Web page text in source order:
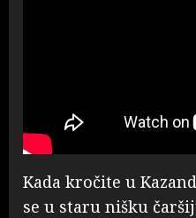
Kada kročite u
se u staru nišku